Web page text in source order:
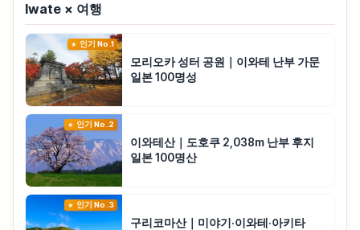
Iwate × 여행
인기 No.1
모리오카 성터 공원｜이와테 난부 가문
일본 100명성
인기 No.2
이와테산｜도호쿠 2,038m 난부 후지
일본 100명산
인기 No.3
구리코마산｜미야기·이와테·아키타